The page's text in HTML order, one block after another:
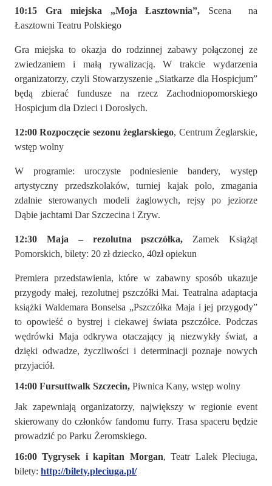
10:15 Gra miejska „Moja Łasztownia”,
Scena na
Łasztowni Teatru Polskiego
Gra miejska to okazja do rodzinnej zabawy połączonej ze
zwiedzaniem i małą rywalizacją. W trakcie wydarzenia
organizatorzy, czyli Stowarzyszenie „Siatkarze dla Hospicjum”
będą zbierać fundusze na rzecz Zachodniopomorskiego
Hospicjum dla Dzieci i Dorosłych.
12:00 Rozpoczęcie sezonu żeglarskiego, Centrum Żeglarskie,
wstęp wolny
W programie: uroczyste podniesienie bandery, występ
artystyczny przedszkolaków, turniej kajak polo, zmagania
zdalnie sterowanych modeli żaglowych, rejsy po jeziorze
Dąbie jachtami Dar Szczecina i Zryw.
12:30 Maja – rezolutna pszczółka, Zamek Książąt
Pomorskich, bilety: 20 zł dziecko, 40zł opiekun
Premiera przedstawienia, które w zabawny sposób ukazuje
przygody małej, rezolutnej pszczółki Mai. Teatralna adaptacja
książki Waldemara Bonselsa „Pszczółka Maja i jej przygody”
to opowieść o bystrej i ciekawej świata pszczółce. Podczas
wędrówki Maja odkrywa otaczający ją niezwykły świat, a
dzięki odwadze, życzliwości i determinacji poznaje nowych
przyjaciół.
14:00 Fursuttwalk Szczecin, Piwnica Kany, wstęp wolny
Jak zapewniają organizatorzy, największy w regionie event
skierowany do członków fandomu furry. Trasa spaceru będzie
prowadzić po Parku Żeromskiego.
16:00 Tygrysek i kapitan Morgan, Teatr Lalek Pleciuga,
bilety: http://bilety.pleciuga.pl/